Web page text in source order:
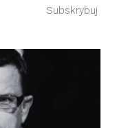
Subskrybuj